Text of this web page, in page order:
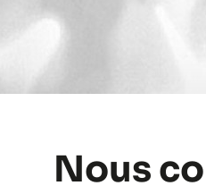
Nous